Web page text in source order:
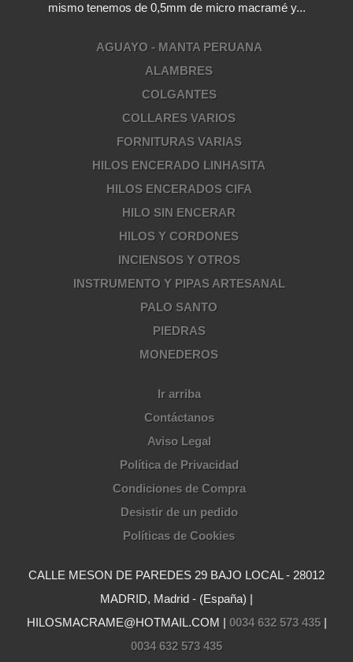
mismo tenemos de 0,5mm de micro macramé y...
AGUAYO - MANTA PERUANA
ALAMBRES
COLGANTES
COLLARES VARIOS
FORNITURAS VARIAS
HILOS ENCERADO LINHASITA
HILOS ENCERADOS CIFA
HILO SIN ENCERAR
HILOS Y CORDONES
INCIENSOS Y OTROS
INSTRUMENTO Y PIPAS ARTESANAL
PALO SANTO
PIEDRAS
MONEDEROS
Ir arriba
Contáctanos
Aviso Legal
Política de Privacidad
Condiciones de Compra
Desistir de un pedido
Políticas de Cookies
CALLE MESON DE PAREDES 29 BAJO LOCAL - 28012
MADRID, Madrid - (España) |
HILOSMACRAME@HOTMAIL.COM | 0034 632 573 435|
0034 632 573 435